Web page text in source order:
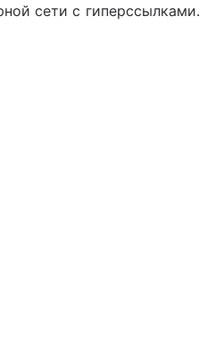
сети с гиперссылками.